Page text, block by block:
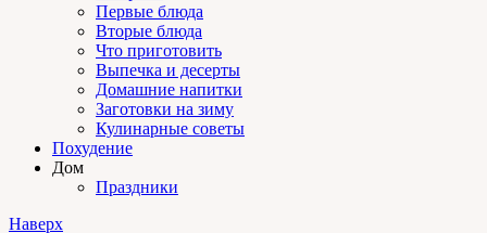
Первые блюда
Вторые блюда
Что приготовить
Выпечка и десерты
Домашние напитки
Заготовки на зиму
Кулинарные советы
Похудение
Дом
Праздники
Наверх